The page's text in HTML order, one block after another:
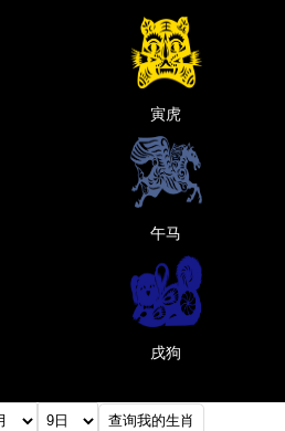
寅虎
午马
戌狗